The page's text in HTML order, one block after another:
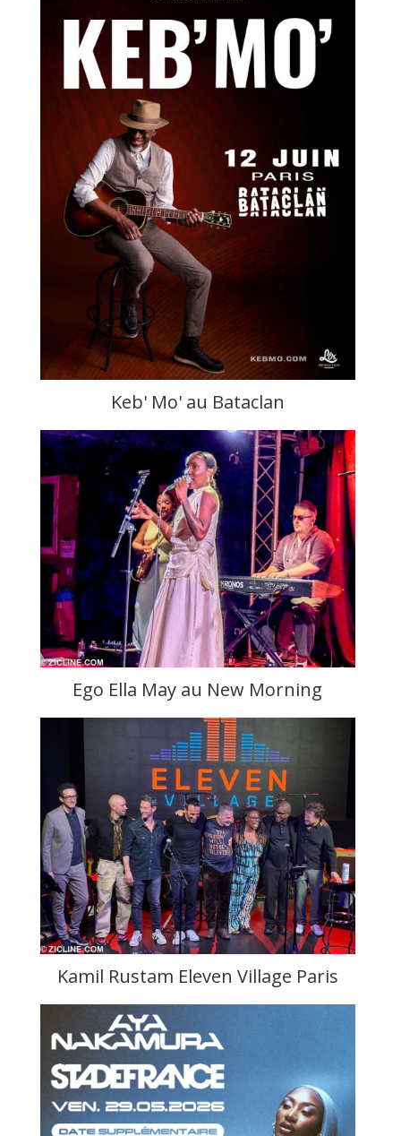
Keb' Mo' au Bataclan
Ego Ella May au New Morning
Kamil Rustam Eleven Village Paris